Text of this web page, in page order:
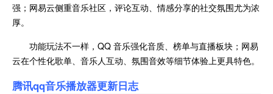
强；网易云侧重音乐社区，评论互动、情感分享的社交氛围尤为浓
厚。
功能玩法不一样，QQ 音乐强化音质、榜单与直播板块；网易
云在个性化歌单、音乐人互动、氛围音效等细节体验上更具特色。
腾讯qq音乐播放器更新日志